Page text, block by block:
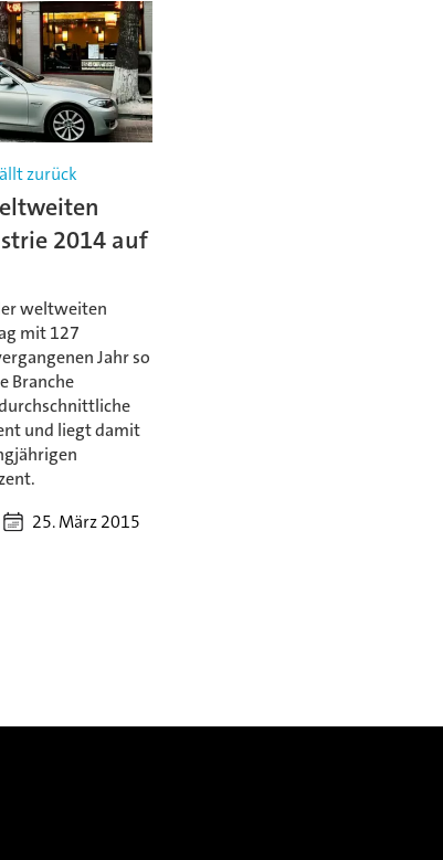
zurück
2014 auf
weltweiten
mit 127
Jahr so
Branche
und liegt damit
25. März 2015